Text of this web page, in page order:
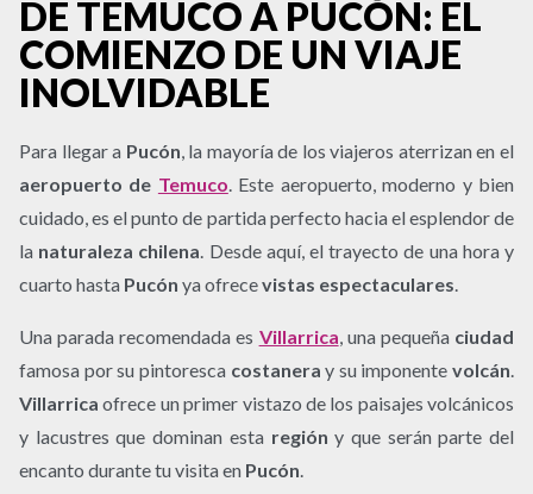
DE TEMUCO A PUCÓN: EL
COMIENZO DE UN VIAJE
INOLVIDABLE
Para llegar a Pucón, la mayoría de los viajeros aterrizan en el
aeropuerto de Temuco. Este aeropuerto, moderno y bien
cuidado, es el punto de partida perfecto hacia el esplendor de
la naturaleza chilena. Desde aquí, el trayecto de una hora y
cuarto hasta Pucón ya ofrecevistas espectaculares.
Una parada recomendada es Villarrica, una pequeña ciudad
famosa por su pintoresca costanera y su imponente volcán.
Villarrica ofrece un primer vistazo de los paisajes volcánicos
y lacustres que dominan esta región y que serán parte del
encanto durante tu visita en Pucón.